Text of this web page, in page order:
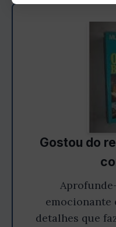
Gostou do
emocionante
detalhes que